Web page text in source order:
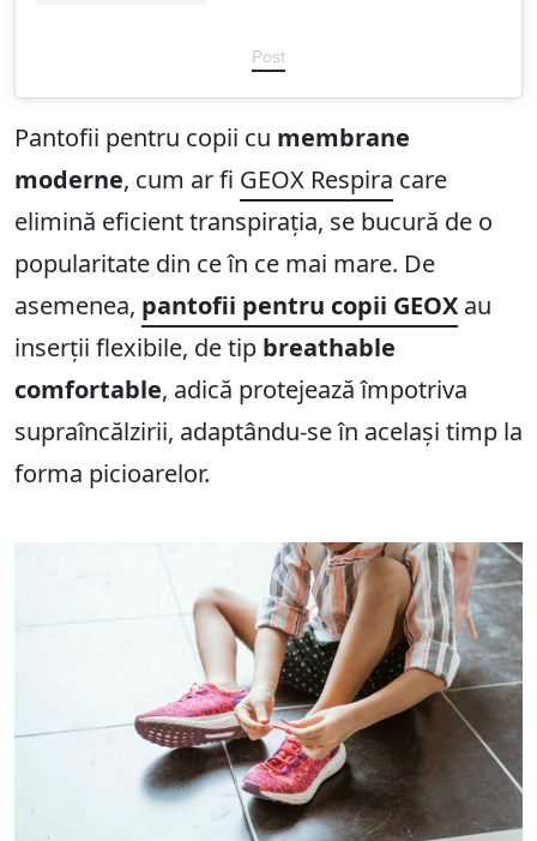
Post
Pantofii pentru copii cu membrane
moderne, cum ar fi GEOX Respira care
elimină eficient transpirația, se bucură de o
popularitate din ce în ce mai mare. De
asemenea, pantofii pentru copii GEOX au
inserții flexibile, de tip breathable
comfortable, adică protejează împotriva
supraîncălzirii, adaptându-se în același timp la
forma picioarelor.